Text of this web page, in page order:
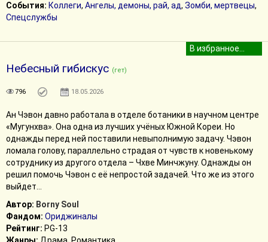
События: Коллеги, Ангелы, демоны, рай, ад, Зомби, мертвецы,
Спецслужбы
Небесный гибискус (гет)
796 18.05.2026
Ан Чэвон давно работала в отделе ботаники в научном центре
«Мугунхва». Она одна из лучших учёных Южной Кореи. Но
однажды перед ней поставили невыполнимую задачу. Чэвон
ломала голову, параллельно страдая от чувств к новенькому
сотруднику из другого отдела – Чхве Минчжуну. Однажды он
решил помочь Чэвон с её непростой задачей. Что же из этого
выйдет…
Автор: Borny Soul
Фандом: Ориджиналы
Рейтинг: PG-13